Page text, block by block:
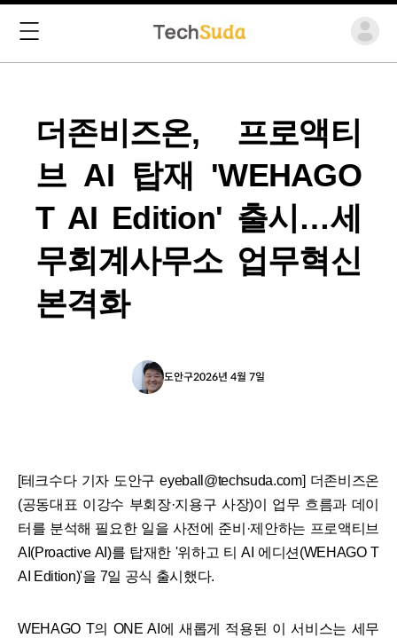
더존비즈온, 프로액티
브 AI 탑재 'WEHAGO
T AI Edition' 출시…세
무회계사무소 업무혁신
본격화
도안구2026년 4월 7일
[테크수다 기자 도안구 eyeball@techsuda.com] 더존비즈온
(공동대표 이강수 부회장·지용구 사장)이 업무 흐름과 데이
터를 분석해 필요한 일을 사전에 준비·제안하는 프로액티브
AI(Proactive AI)를 탑재한 '위하고 티 AI 에디션(WEHAGO T
AI Edition)'을 7일 공식 출시했다.
WEHAGO T의 ONE AI에 새롭게 적용된 이 서비스는 세무